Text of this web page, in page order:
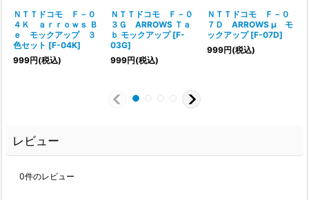
ＮＴＴドコモ Ｆ－０
４Ｋ ａｒｒｏｗｓ Ｂ
ｅ モックアップ ３
色セット [F-04K]
999円(税込)
ＮＴＴドコモ Ｆ－０
３Ｇ ARROWS Ｔａ
ｂ モックアップ [F-
03G]
999円(税込)
ＮＴＴドコモ Ｆ－０
７Ｄ ARROWS μ モ
ックアップ [F-07D]
999円(税込)
レビュー
0件のレビュー